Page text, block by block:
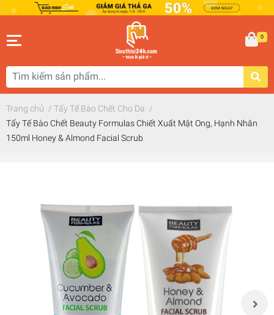
0
Trang chủ / Tẩy Tế Bào Chết Cho Da /
Tẩy Tế Bào Chết Beauty Formulas Chiết Xuất Mật Ong, Hạnh Nhân
150ml Honey & Almond Facial Scrub